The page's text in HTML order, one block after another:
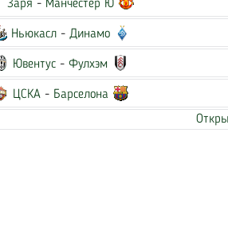
Заря - Манчестер Ю
Ньюкасл - Динамо
Ювентус -Фулхэм
ЦСКА - Барселона